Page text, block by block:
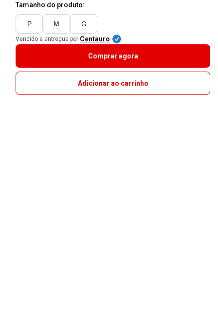
Tamanho do produto:
P M G
Vendido e entregue por Centauro
Comprar agora
Adicionar ao carrinho